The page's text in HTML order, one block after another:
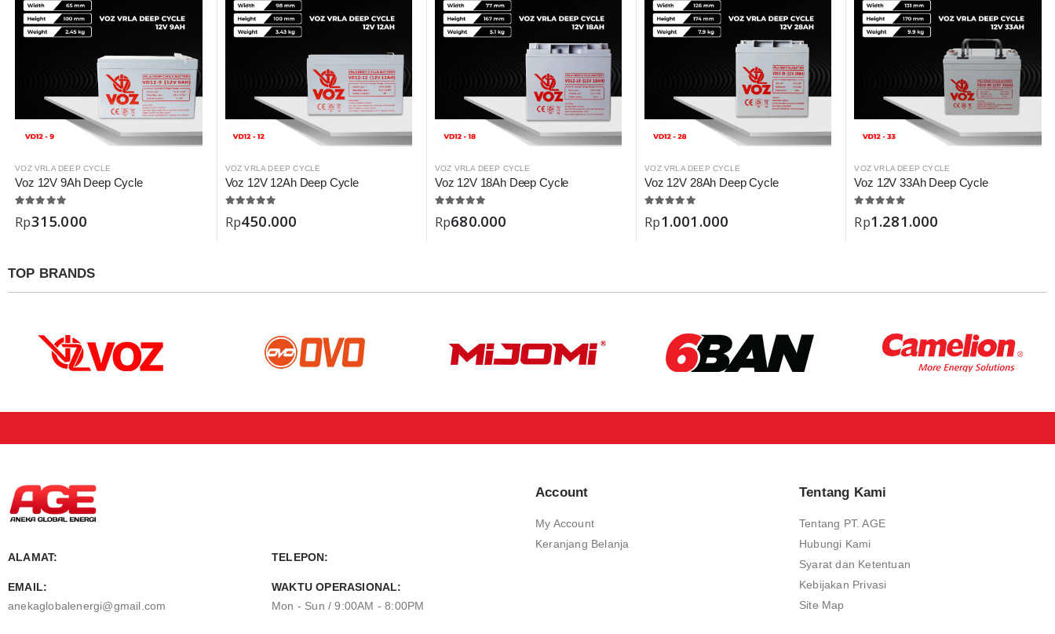
VOZ VRLA DEEP CYCLE
Voz 12V 9Ah Deep Cycle
Rp315.000
VOZ VRLA DEEP CYCLE
Voz 12V 12Ah Deep Cycle
Rp450.000
VOZ VRLA DEEP CYCLE
Voz 12V 18Ah Deep Cycle
Rp680.000
VOZ VRLA DEEP CYCLE
Voz 12V 28Ah Deep Cycle
Rp1.001.000
VOZ VRLA DEEP CYCLE
Voz 12V 33Ah Deep Cycle
Rp1.281.000
TOP BRANDS
ALAMAT: TELEPON:
EMAIL:
anekaglobalenergi@gmail.com
WAKTU OPERASIONAL:
Mon - Sun / 9:00AM - 8:00PM
Account
My Account
Keranjang Belanja
Tentang Kami
Tentang PT. AGE
Hubungi Kami
Syarat dan Ketentuan
Kebijakan Privasi
Site Map